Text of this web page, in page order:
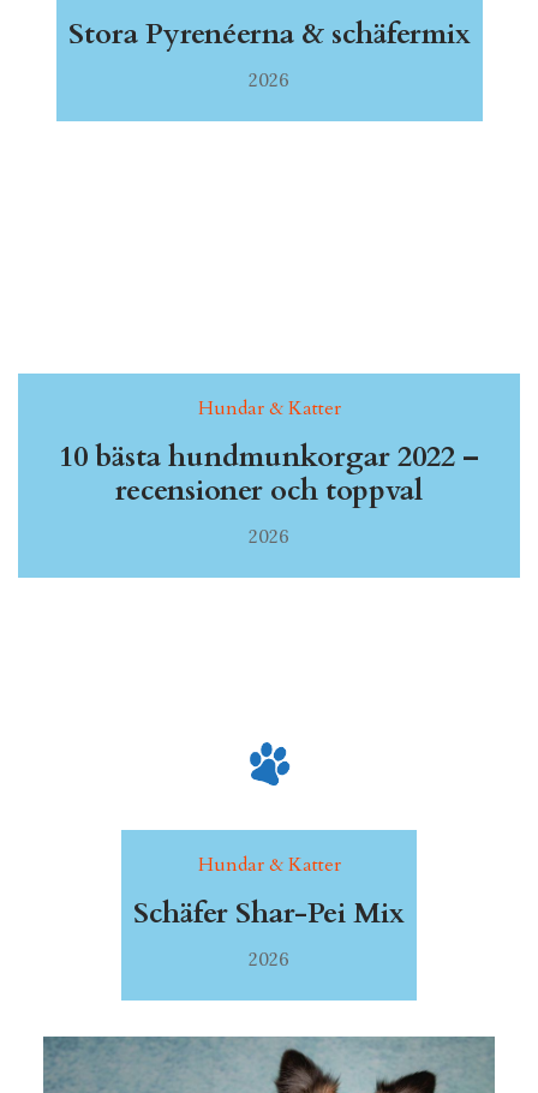
Stora Pyrenéerna & schäfermix
2026
Hundar & Katter
10 bästa hundmunkorgar 2022 –
recensioner och toppval
2026
Hundar & Katter
Schäfer Shar-Pei Mix
2026